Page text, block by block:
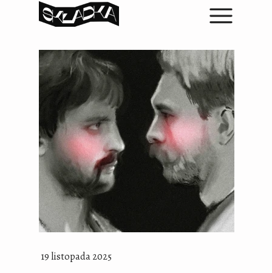
19 listopada 2025